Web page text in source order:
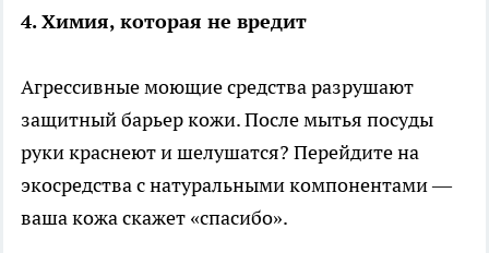
4. Химия, которая не вредит
Агрессивные моющие средства разрушают
защитный барьер кожи. После мытья посуды
руки краснеют и шелушатся? Перейдите на
экосредства с натуральными компонентами —
ваша кожа скажет «спасибо».